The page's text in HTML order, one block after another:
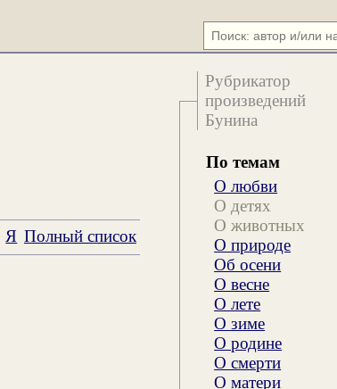
Рубрикатор
произведений
Бунина
По темам
О любви
О детях
О животных
О природе
Об осени
О весне
О лете
О зиме
О родине
О смерти
О матери
Я Полный список